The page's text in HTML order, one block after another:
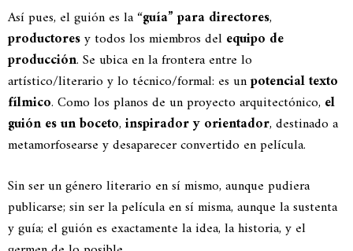
Así pues, el guión es la “guía” para directores,
productoresy todos los miembros del equipo de
producción. Se ubica en la frontera entre lo
artístico/literario y lo técnico/formal: es unpotencial texto
fílmico. Como los planos de un proyecto arquitectónico, el
guión es un boceto,inspirador y orientador, destinado a
metamorfosearse y desaparecer convertido en película.
Sin ser un género literario en sí mismo, aunque pudiera
publicarse; sin ser la película en sí misma, aunque la sustenta
y guía; el guión es exactamente la idea, la historia, y el